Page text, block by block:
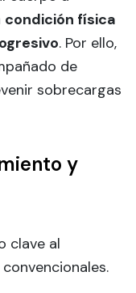
condición física
. Por ello,
de
sobrecargas
y
clave al